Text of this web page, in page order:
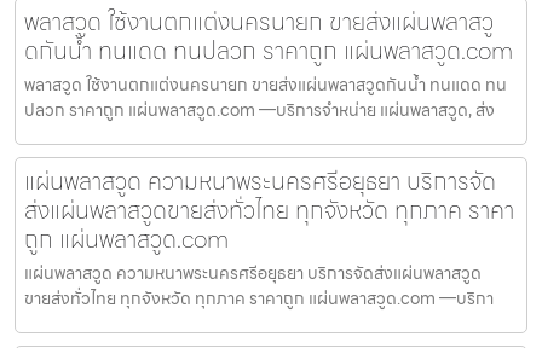
พลาสวูด ใช้งานตกแต่งนครนายก ขายส่งแผ่นพลาสวู
ดกันน้ำ ทนแดด ทนปลวก ราคาถูก แผ่นพลาสวูด.com
พลาสวูด ใช้งานตกแต่งนครนายก ขายส่งแผ่นพลาสวูดกันน้ำ ทนแดด ทน
ปลวก ราคาถูก แผ่นพลาสวูด.com —บริการจำหน่าย แผ่นพลาสวูด, ส่ง
แผ่นพลาสวูด ความหนาพระนครศรีอยุธยา บริการจัด
ส่งแผ่นพลาสวูดขายส่งทั่วไทย ทุกจังหวัด ทุกภาค ราคา
ถูก แผ่นพลาสวูด.com
แผ่นพลาสวูด ความหนาพระนครศรีอยุธยา บริการจัดส่งแผ่นพลาสวูด
ขายส่งทั่วไทย ทุกจังหวัด ทุกภาค ราคาถูก แผ่นพลาสวูด.com —บริกา